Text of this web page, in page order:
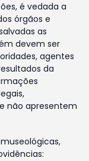
é vedada a
órgãos e
as
devem ser
agentes
da
não apresentem